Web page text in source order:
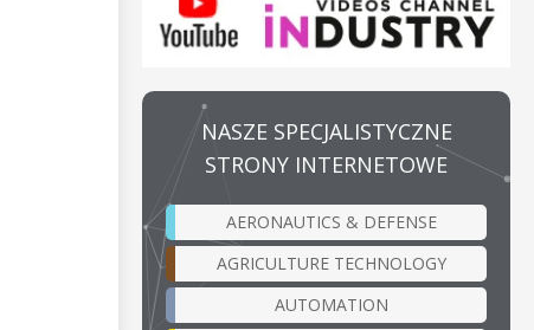
NASZE SPECJALISTYCZNE
STRONY INTERNETOWE
AERONAUTICS & DEFENSE
AGRICULTURE TECHNOLOGY
AUTOMATION